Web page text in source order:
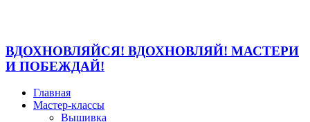
ВДОХНОВЛЯЙСЯ! ВДОХНОВЛЯЙ! МАСТЕРИ
И ПОБЕЖДАЙ!
Главная
Мастер-классы
Вышивка